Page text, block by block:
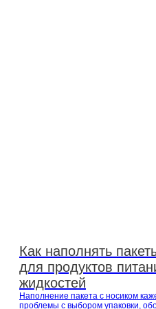
Как наполнять
для продуктов
жидкостей
Наполнение пакета с носиком
проблемы с выбором упаковки,